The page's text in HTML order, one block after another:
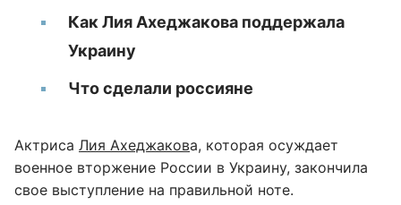
Как Лия Ахеджакова поддержала
Украину
Что сделали россияне
Актриса Лия Ахеджакова, которая осуждает
военное вторжение России в Украину, закончила
свое выступление на правильной ноте.